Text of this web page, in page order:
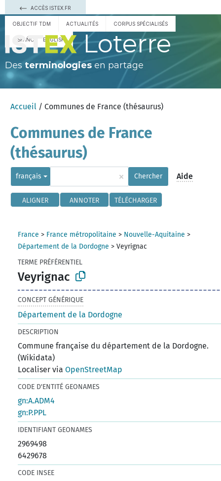
ACCÈS ISTEX.FR
OBJECTIF TDM ACTUALITÉS CORPUS SPÉCIALISÉS
ESPAÑOL ENGLISH Loterre
Des terminologies en partage
Accueil / Communes de France (thésaurus)
Communes de France
(thésaurus)
français × Chercher Aide
ALIGNER ANNOTER TÉLÉCHARGER
France > France métropolitaine > Nouvelle-Aquitaine >
Département de la Dordogne >Veyrignac
TERME PRÉFÉRENTIEL
Veyrignac
CONCEPT GÉNÉRIQUE
Département de la Dordogne
DESCRIPTION
Commune française du département de la Dordogne.
(Wikidata)
Localiser viaOpenStreetMap
CODE D'ENTITÉ GEONAMES
gn:A.ADM4
gn:P.PPL
IDENTIFIANT GEONAMES
2969498
6429678
CODE INSEE